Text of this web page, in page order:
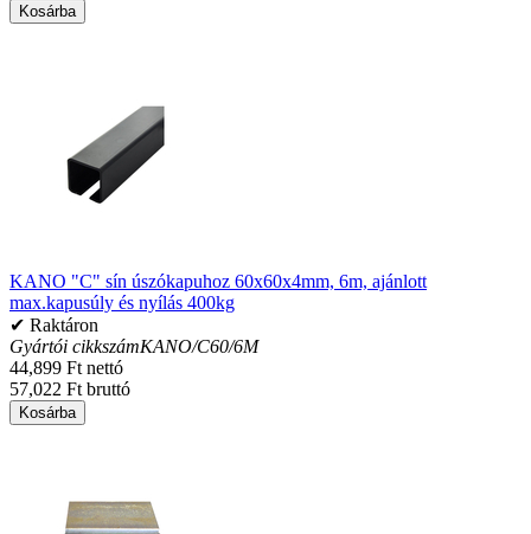
Kosárba
KANO "C" sín úszókapuhoz 60x60x4mm, 6m, ajánlott
max.kapusúly és nyílás 400kg
✔ Raktáron
Gyártói cikkszámKANO/C60/6M
44,899 Ft nettó
57,022 Ft bruttó
Kosárba